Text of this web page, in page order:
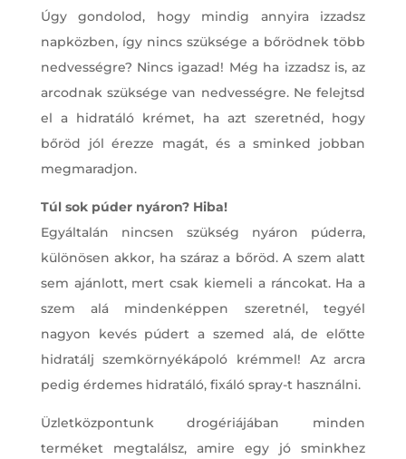
Úgy gondolod, hogy mindig annyira izzadsz
napközben, így nincs szüksége a bőrödnek több
nedvességre? Nincs igazad! Még ha izzadsz is, az
arcodnak szüksége van nedvességre. Ne felejtsd
el a hidratáló krémet, ha azt szeretnéd, hogy
bőröd jól érezze magát, és a sminked jobban
megmaradjon.
Túl sok púder nyáron? Hiba!
Egyáltalán nincsen szükség nyáron púderra,
különösen akkor, ha száraz a bőröd. A szem alatt
sem ajánlott, mert csak kiemeli a ráncokat. Ha a
szem alá mindenképpen szeretnél, tegyél
nagyon kevés púdert a szemed alá, de előtte
hidratálj szemkörnyékápoló krémmel! Az arcra
pedig érdemes hidratáló, fixáló spray-t használni.
Üzletközpontunk drogériájában minden
terméket megtalálsz, amire egy jó sminkhez